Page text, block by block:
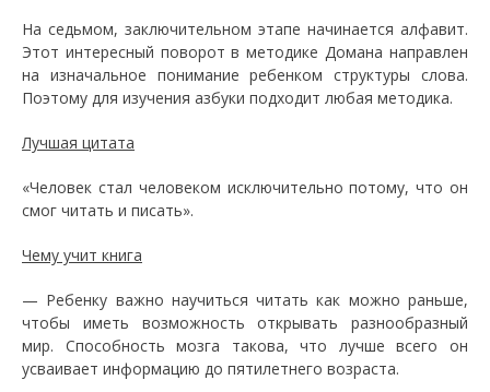
На седьмом, заключительном этапе начинается алфавит.
Этот интересный поворот в методике Домана направлен
на изначальное понимание ребенком структуры слова.
Поэтому для изучения азбуки подходит любая методика.
Лучшая цитата
«Человек стал человеком исключительно потому, что он
смог читать и писать».
Чему учит книга
— Ребенку важно научиться читать как можно раньше,
чтобы иметь возможность открывать разнообразный
мир. Способность мозга такова, что лучше всего он
усваивает информацию до пятилетнего возраста.